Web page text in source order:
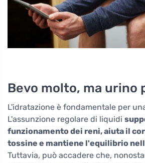
Bevo molto, ma urino
L'idratazione è fondamentale per
L'assunzione regolare di liquidi
funzionamento dei reni, aiuta il
tossine e mantiene l'equilibrio
Tuttavia, può accadere che,